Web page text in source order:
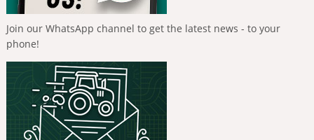
Join our WhatsApp channel to get the latest news - to your
phone!